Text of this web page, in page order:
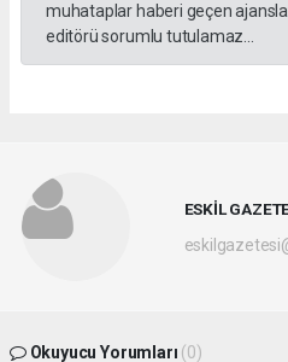
muhataplar haberi geçen
editörü sorumlu tutulamaz...
ESKİL
Okuyucu Yorumları (0)